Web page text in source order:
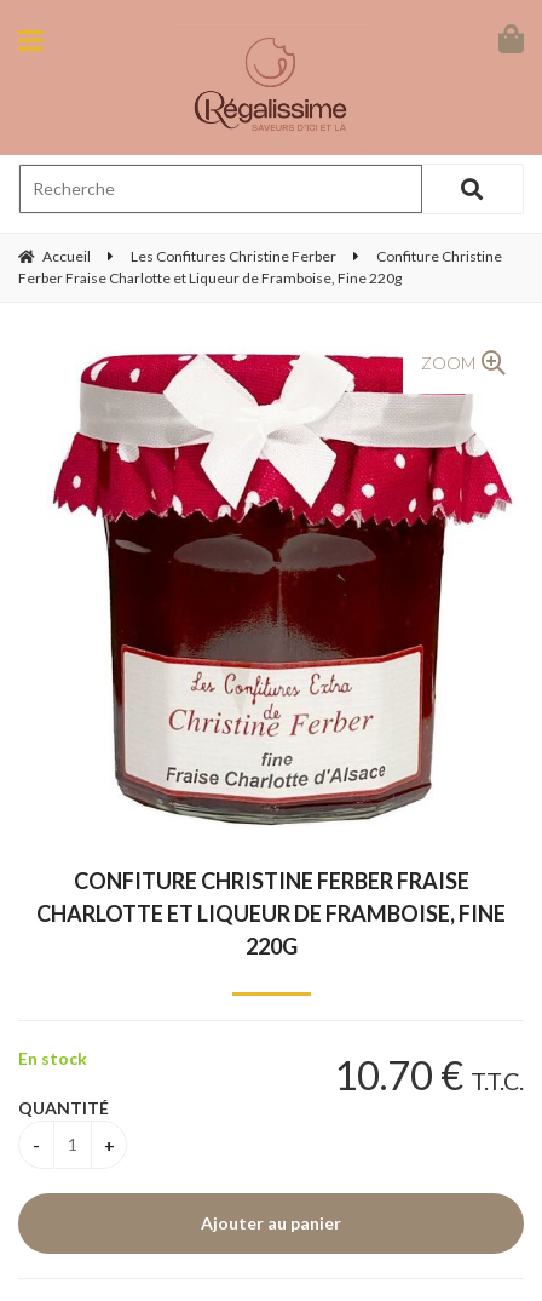
Accueil Les Confitures Christine Ferber
Confiture Christine
Ferber Fraise Charlotte et Liqueur de Framboise, Fine 220g
ZOOM
CONFITURE CHRISTINE FERBER FRAISE
CHARLOTTE ET LIQUEUR DE FRAMBOISE, FINE
220G
10.70 € T.T.C.
En stock
QUANTITÉ